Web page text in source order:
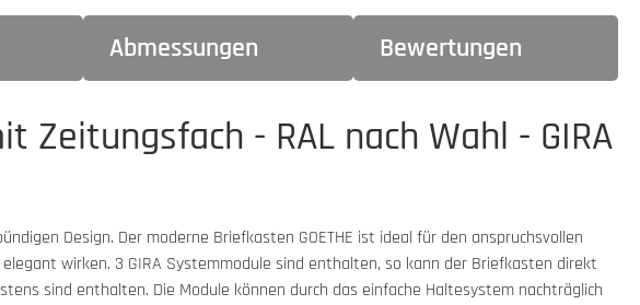
Abmessungen Bewertungen
Zeitungsfach - RAL nach Wahl - GIRA
Design. Der moderne Briefkasten GOETHE ist ideal für den anspruchsvollen
wirken. 3 GIRA Systemmodule sind enthalten, so kann der Briefkasten direkt
sind enthalten. Die Module können durch das einfache Haltesystem nachträglich